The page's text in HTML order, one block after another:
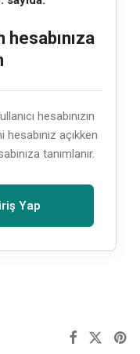
hesabınıza
hesabınızın
açıkken
tanımlanır.
Yap